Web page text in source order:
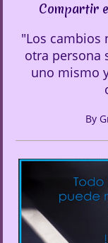
Compartir
"Los cambios
otra persona
uno mismo
By